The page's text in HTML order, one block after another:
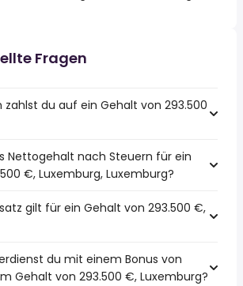
Fragen
zahlst du auf ein Gehalt von 293.500
Nettogehalt nach Steuern für ein
€, Luxemburg, Luxemburg?
gilt für ein Gehalt von 293.500 €,
du mit einem Bonus von
Gehalt von 293.500 €, Luxemburg?